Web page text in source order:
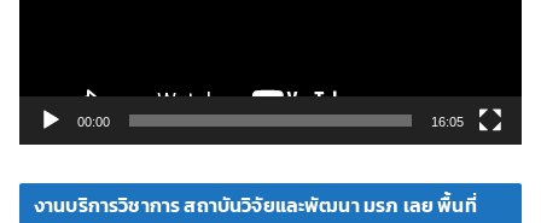
ดี
โ
00:00 16:05
งานบริการวิชาการ สถาบันวิจัยและพัฒนา มรภ เลย พื้นที่